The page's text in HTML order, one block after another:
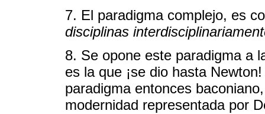
7. El paradigma complejo, es
disciplinas
8. Se opone este paradigma a
es la que ¡se dio hasta
paradigma entonces
modernidad representada por